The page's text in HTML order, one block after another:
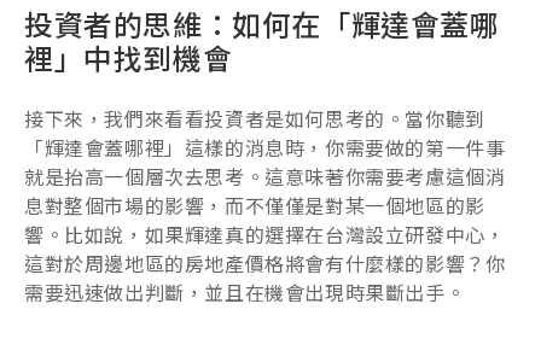
投資者的思維：如何在「輝達會蓋哪
裡」中找到機會
接下來，我們來看看投資者是如何思考的。當你聽到
「輝達會蓋哪裡」這樣的消息時，你需要做的第一件事
就是抬高一個層次去思考。這意味著你需要考慮這個消
息對整個市場的影響，而不僅僅是對某一個地區的影
響。比如說，如果輝達真的選擇在台灣設立研發中心，
這對於周邊地區的房地產價格將會有什麼樣的影響？你
需要迅速做出判斷，並且在機會出現時果斷出手。